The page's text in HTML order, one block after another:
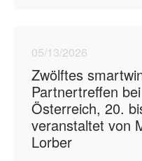
05/13/2026
Zwölftes
Partnertreffen
Österreich, 20.
veranstaltet von
Lorber